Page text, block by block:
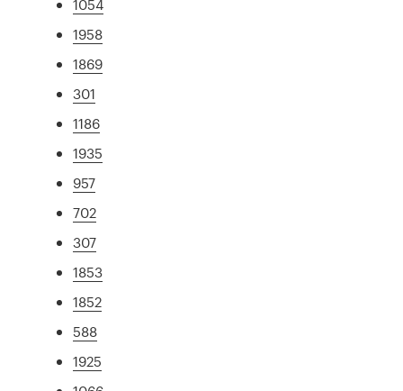
1054
1958
1869
301
1186
1935
957
702
307
1853
1852
588
1925